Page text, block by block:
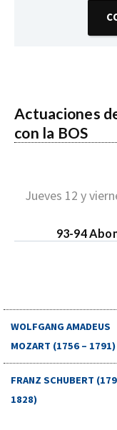
Actuaciones
con la BOS
Jueves 12 y
93-94
WOLFGANG AMADEUS
MOZART (1756 – 1791)
FRANZ SCHUBERT
1828)